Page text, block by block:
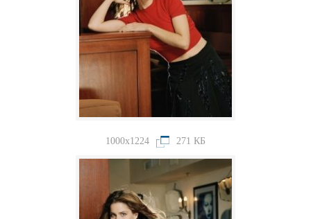
1000x1224 271 КБ